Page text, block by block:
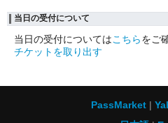
当日の受付について
当日の受付についてはこちらをご
チケットを取り出す
PassMarket